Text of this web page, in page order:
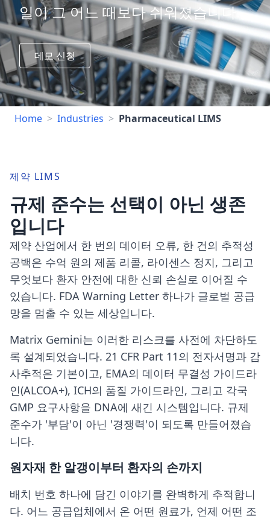
일이 그 어느 때보다 쉬워졌습니다.
데모 신청
Home > Industries > Pharmaceutical LIMS
제약 LIMS
규제 준수는 선택이 아닌 생존
입니다
제약 산업에서 한 번의 데이터 오류, 한 건의 추적성
공백은 수억 원의 제품 리콜, 라이센스 정지, 그리고
무엇보다 환자 안전에 대한 신뢰 손실로 이어질 수
있습니다. FDA Warning Letter 하나가 글로벌 공급
망을 멈출 수 있는 세상입니다.
Matrix Gemini는 이러한 리스크를 사전에 차단하도
록 설계되었습니다. 21 CFR Part 11의 전자서명과 감
사추적은 기본이고, EMA의 데이터 무결성 가이드라
인(ALCOA+), ICH의 품질 가이드라인, 그리고 각국
GMP 요구사항을 DNA에 새긴 시스템입니다. 규제
준수가 '부담'이 아닌 '경쟁력'이 되도록 만들어졌습
니다.
원자재 한 알갱이부터 환자의 손까지
배치 번호 하나에 담긴 이야기를 완벽하게 추적합니
다. 어느 공급업체에서 온 어떤 원료가, 언제 어떤 조